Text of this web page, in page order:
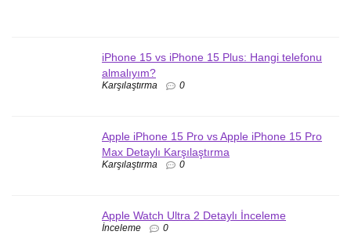
iPhone 15 vs iPhone 15 Plus: Hangi telefonu
almalıyım?
Karşılaştırma 0
Apple iPhone 15 Pro vs Apple iPhone 15 Pro
Max Detaylı Karşılaştırma
Karşılaştırma 0
Apple Watch Ultra 2 Detaylı İnceleme
İnceleme 0